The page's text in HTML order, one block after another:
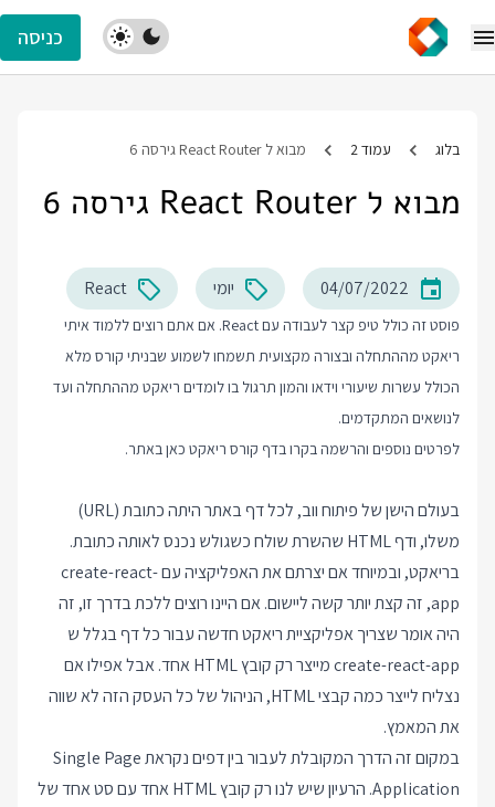
כניסה
בלוג עמוד 2 מבוא ל React Router גירסה 6
מבוא ל React Router גירסה 6
04/07/2022 יומי React
פוסט זה כולל טיפ קצר לעבודה עם React. אם אתם רוצים ללמוד איתי
ריאקט מההתחלה ובצורה מקצועית תשמחו לשמוע שבניתי קורס מלא
הכולל עשרות שיעורי וידאו והמון תרגול בו לומדים ריאקט מההתחלה ועד
לנושאים המתקדמים.
לפרטים נוספים והרשמה בקרו בדף קורס ריאקט כאן באתר.
בעולם הישן של פיתוח ווב, לכל דף באתר היתה כתובת (URL)
משלו, ודף HTML שהשרת שולח כשגולש נכנס לאותה כתובת.
בריאקט, ובמיוחד אם יצרתם את האפליקציה עם create-react-
app, זה קצת יותר קשה ליישום. אם היינו רוצים ללכת בדרך זו, זה
היה אומר שצריך אפליקציית ריאקט חדשה עבור כל דף בגלל ש
create-react-app מייצר רק קובץ HTML אחד. אבל אפילו אם
נצליח לייצר כמה קבצי HTML, הניהול של כל העסק הזה לא שווה
את המאמץ.
במקום זה הדרך המקובלת לעבור בין דפים נקראת Single Page
Application. הרעיון שיש לנו רק קובץ HTML אחד עם סט אחד של